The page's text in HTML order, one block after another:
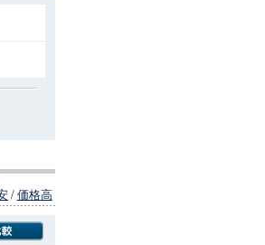
/価格高